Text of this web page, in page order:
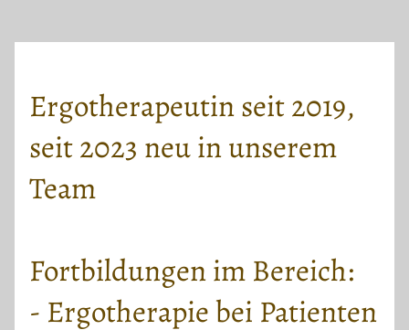
Ergotherapeutin seit 2019,
seit 2023 neu in unserem
Team
Fortbildungen im Bereich:
- Ergotherapie bei Patienten